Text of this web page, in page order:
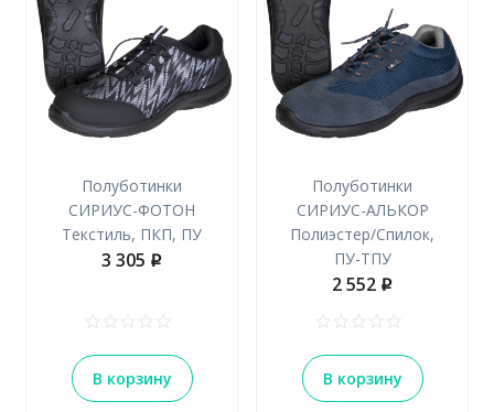
Полуботинки
СИРИУС-ФОТОН
Текстиль, ПКП, ПУ
3 305 p
В корзину
Полуботинки
СИРИУС-АЛЬКОР
Полиэстер/Спилок,
ПУ-ТПУ
2 552 p
В корзину